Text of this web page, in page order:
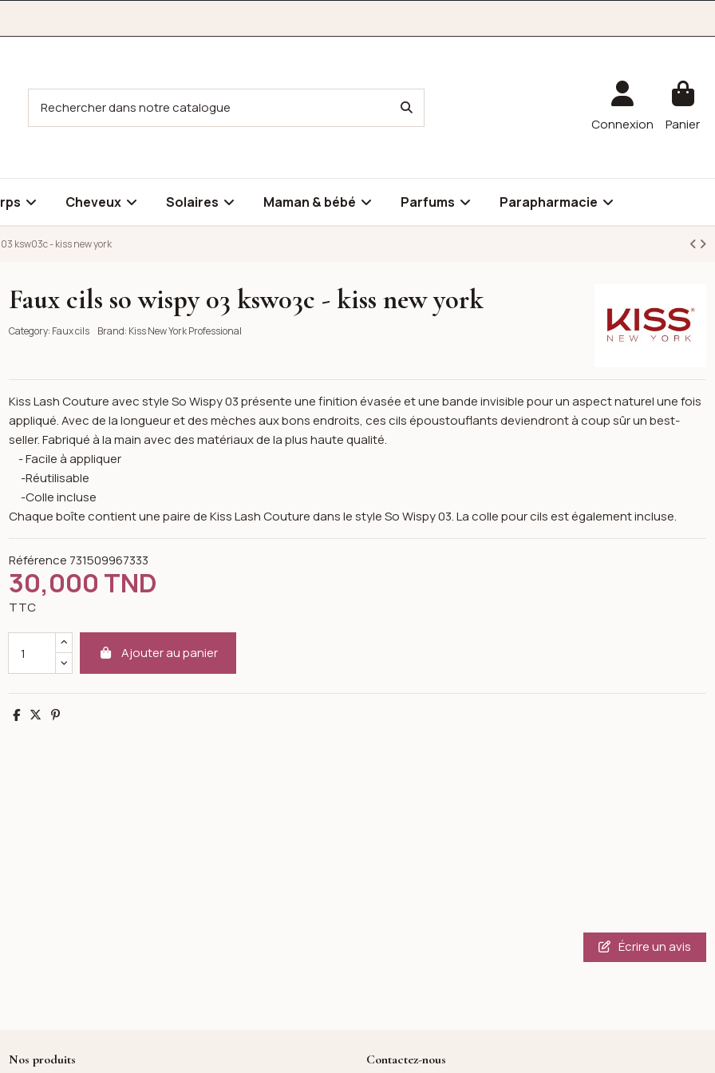
Connexion Panier
Cheveux Solaires Maman & bébé Parfums Parapharmacie
ksw03c - kiss new york
new york
image gallery for Faux cils so wispy 03 ksw03c - kiss new york
Faux cils so wispy 03 ksw03c - kiss new york
Category: Faux cils Brand: Kiss New York Professional
Kiss Lash Couture avec style So Wispy 03 présente une finition évasée et une bande invisible pour un aspect naturel une fois
appliqué. Avec de la longueur et des mèches aux bons endroits, ces cils époustouflants deviendront à coup sûr un best-
seller. Fabriqué à la main avec des matériaux de la plus haute qualité.
- Facile à appliquer
-Réutilisable
-Colle incluse
Chaque boîte contient une paire de Kiss Lash Couture dans le style So Wispy 03. La colle pour cils est également incluse.
Référence 731509967333
30,000 TND
TTC
Ajouter au panier
Partager
TweetPinterest
Écrire un avis
Nos produits Contactez-nous